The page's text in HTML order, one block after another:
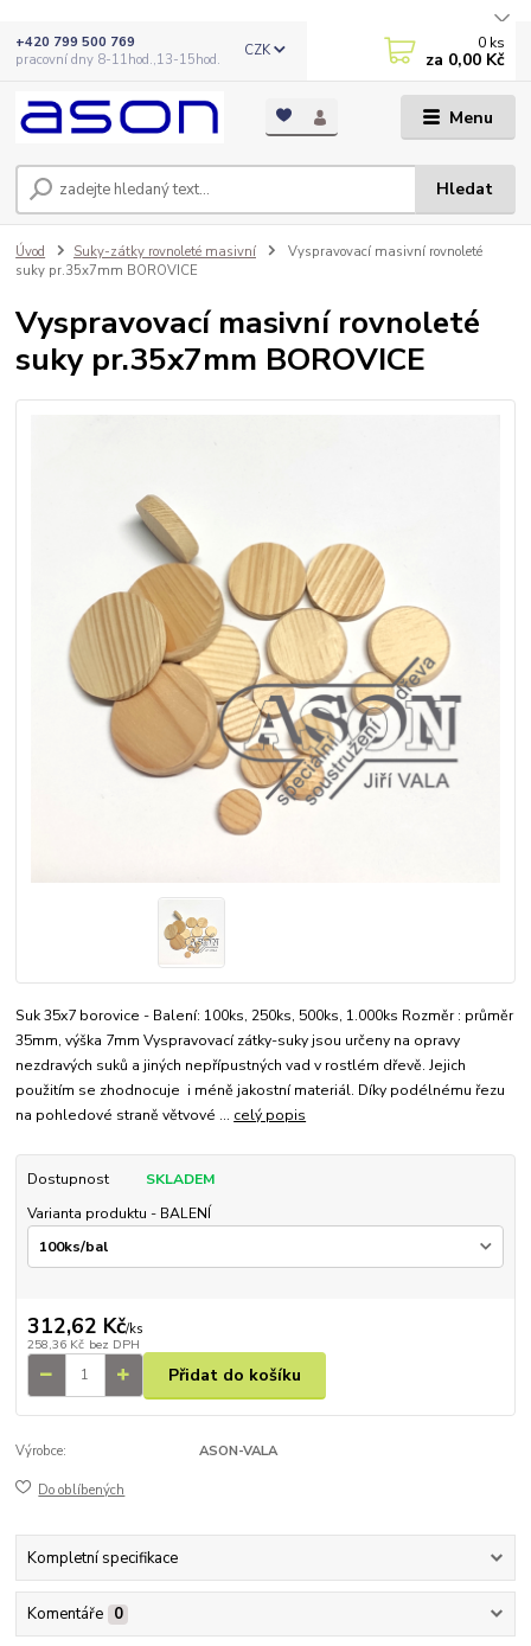
Menu
CZK
Hledat
+420 799 500 769
pracovní dny 8-11hod.,13-15hod.
0 ks
za 0,00 Kč
Úvod Suky-zátky rovnoleté masivní
Vyspravovací masivní rovnoleté
suky pr.35x7mm BOROVICE
Vyspravovací masivní rovnoleté
suky pr.35x7mm BOROVICE
Suk 35x7 borovice - Balení: 100ks, 250ks, 500ks, 1.000ks Rozměr : průměr
35mm, výška 7mm Vyspravovací zátky-suky jsou určeny na opravy
nezdravých suků a jiných nepřípustných vad v rostlém dřevě. Jejich
použitím se zhodnocuje i méně jakostní materiál. Díky podélnému řezu
na pohledové straně větvové ... celý popis
Dostupnost
SKLADEM
Varianta produktu - BALENÍ
312,62 Kč/ks
258,36 Kč bez DPH
Přidat do košíku
Výrobce: ASON-VALA
Do oblíbených
Kompletní specifikace
Komentáře 0